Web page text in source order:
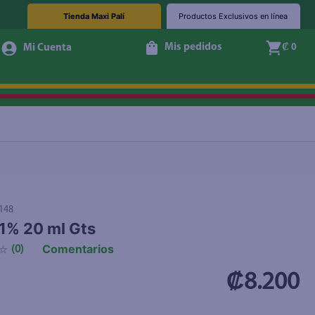
Tienda Maxi Palí Productos Exclusivos en línea
Mis pedidos ₡ 0
20 ml Gts
☆ (0) Comentarios
₡8.200